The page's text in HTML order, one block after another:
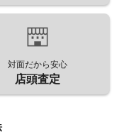
対面だから安心
店頭査定